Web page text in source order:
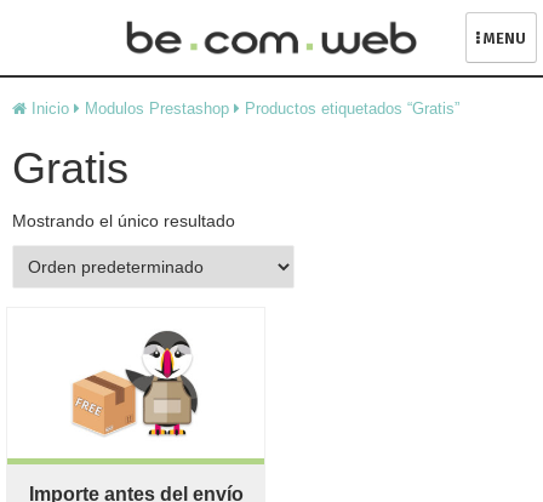
to
MENU
Inicio Modulos Prestashop Productos etiquetados “Gratis”
Gratis
Mostrando el único resultado
Importe antes del envío